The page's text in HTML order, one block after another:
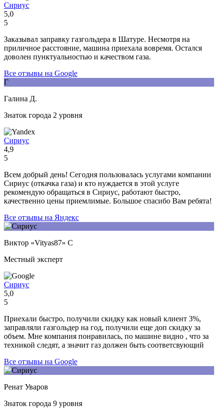
Сириус
5,0
5
Заказывал заправку газгольдера в Шатуре. Несмотря на
приличное расстояние, машина приехала вовремя. Остался
доволен пунктуальностью и качеством газа.
Все отзывы на Google
Г
Галина Д.
Знаток города 2 уровня
Сириус
4,9
5
Всем добрый день! Сегодня пользовалась услугами компании
Сириус (откачка газа) и кто нуждается в этой услуге
рекомендую обращаться в Сириус, работают быстро,
качественно цены приемлимые. Большое спасибо Вам ребята!
Все отзывы на Яндекс
Виктор «Vityas87» С
Местный эксперт
Сириус
5,0
5
Приехали быстро, получили скидку как новый клиент 3%,
заправляли газгольдер на год, получили еще доп скидку за
объем. Мне компания понравилась, по машине видно , что за
техникой следят, а значит газ должен быть соответсвующий
Все отзывы на Google
Ренат Уваров
Знаток города 9 уровня